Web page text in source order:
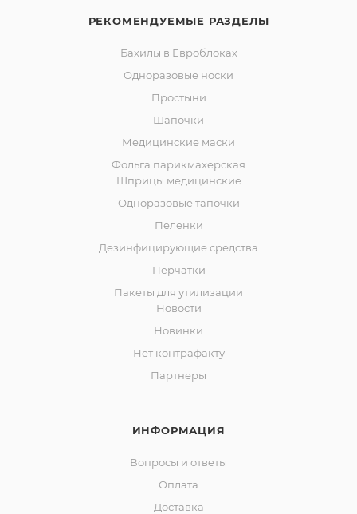
РЕКОМЕНДУЕМЫЕ РАЗДЕЛЫ
Бахилы в Евроблоках
Одноразовые носки
Простыни
Шапочки
Медицинские маски
Фольга парикмахерская
Шприцы медицинские
Одноразовые тапочки
Пеленки
Дезинфицирующие средства
Перчатки
Пакеты для утилизации
Новости
Новинки
Нет контрафакту
Партнеры
ИНФОРМАЦИЯ
Вопросы и ответы
Оплата
Доставка